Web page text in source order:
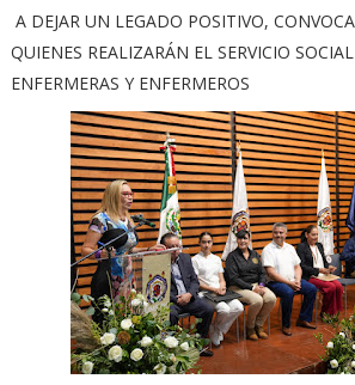
A DEJAR UN LEGADO POSITIVO,
QUIENES REALIZARÁN EL SERVICIO
ENFERMERAS Y ENFERMEROS